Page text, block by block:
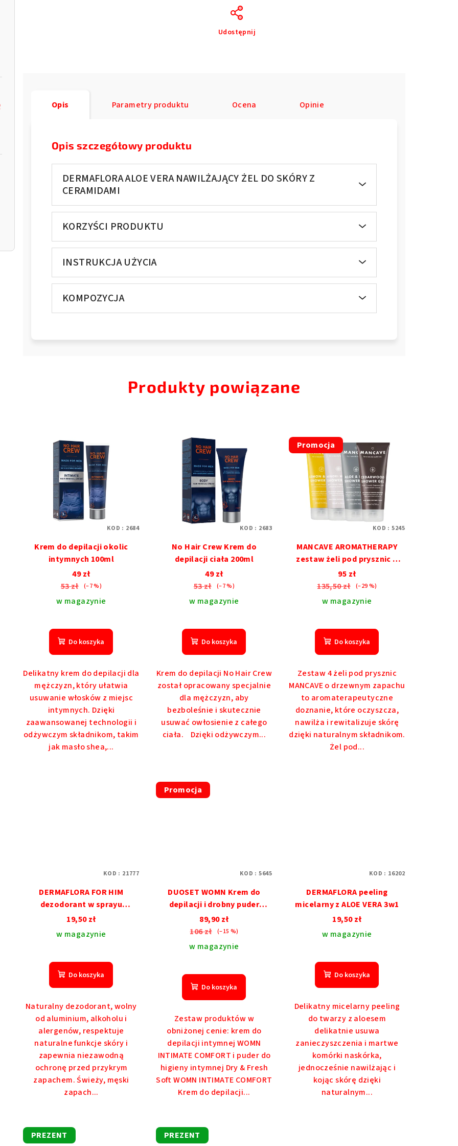
Udostępnij
Opis Parametry produktu Ocena Opinie
Opis szczegółowy produktu
DERMAFLORA ALOE VERA NAWILŻAJĄCY ŻEL DO SKÓRY Z
CERAMIDAMI
KORZYŚCI PRODUKTU
INSTRUKCJA UŻYCIA
KOMPOZYCJA
Produkty powiązane
Krem do depilacji okolic
intymnych 100ml
49 zł
53 zł
(–7 %)
w magazynie
ocena
produktu
wynosi
5,0
na
gwiazdek.
Do koszyka
Delikatny krem ​​do depilacji dla
mężczyzn, który ułatwia
usuwanie włosków z miejsc
intymnych. Dzięki
zaawansowanej technologii i
odżywczym składnikom, takim
jak masło shea,...
KOD : 2684
No Hair Crew Krem do
depilacji ciała 200ml
49 zł
53 zł
(–7 %)
w magazynie
ocena
produktu
wynosi
5,0
na
gwiazdek.
Do koszyka
Krem do depilacji No Hair Crew
został opracowany specjalnie
dla mężczyzn, aby
bezboleśnie i skutecznie
usuwać owłosienie z całego
ciała. Dzięki odżywczym...
KOD : 2683
Promocja
MANCAVE AROMATHERAPY
zestaw żeli pod prysznic o
zapachu drewna
95 zł
135,50 zł (–29 %)
w magazynie
Do koszyka
Zestaw 4 żeli pod prysznic
MANCAVE o drzewnym zapachu
to aromaterapeutyczne
doznanie, które oczyszcza,
nawilża i rewitalizuje skórę
dzięki naturalnym składnikom.
Żel pod...
KOD : 5245
DERMAFLORA FOR HIM
dezodorant w sprayu
SERENITY
19,50 zł
w magazynie
Do koszyka
Naturalny dezodorant, wolny
od aluminium, alkoholu i
alergenów, respektuje
naturalne funkcje skóry i
zapewnia niezawodną
ochronę przed przykrym
zapachem. Świeży, męski
zapach...
KOD : 21777
Promocja
DUOSET WOMN Krem do
depilacji i drobny puder
SUCHE i ŚWIEŻE
89,90 zł
106 zł
(–15 %)
w magazynie
Do koszyka
Zestaw produktów w
obniżonej cenie: krem ​​do
depilacji intymnej WOMN
INTIMATE COMFORT i puder do
higieny intymnej Dry & Fresh
Soft WOMN INTIMATE COMFORT
Krem do depilacji...
KOD : 5645
DERMAFLORA peeling
micelarny z ALOE VERA 3w1
19,50 zł
w magazynie
Do koszyka
Delikatny micelarny peeling
do twarzy z aloesem
delikatnie usuwa
zanieczyszczenia i martwe
komórki naskórka,
jednocześnie nawilżając i
kojąc skórę dzięki
naturalnym...
KOD : 16202
PREZENT PREZENT